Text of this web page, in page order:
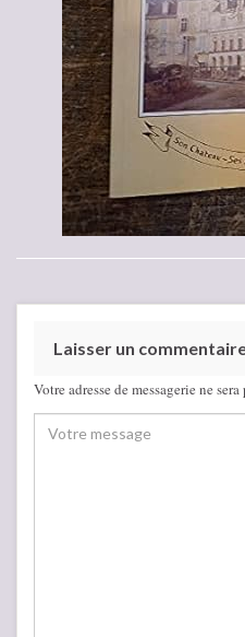
Laisser un
Votre adresse de messagerie ne